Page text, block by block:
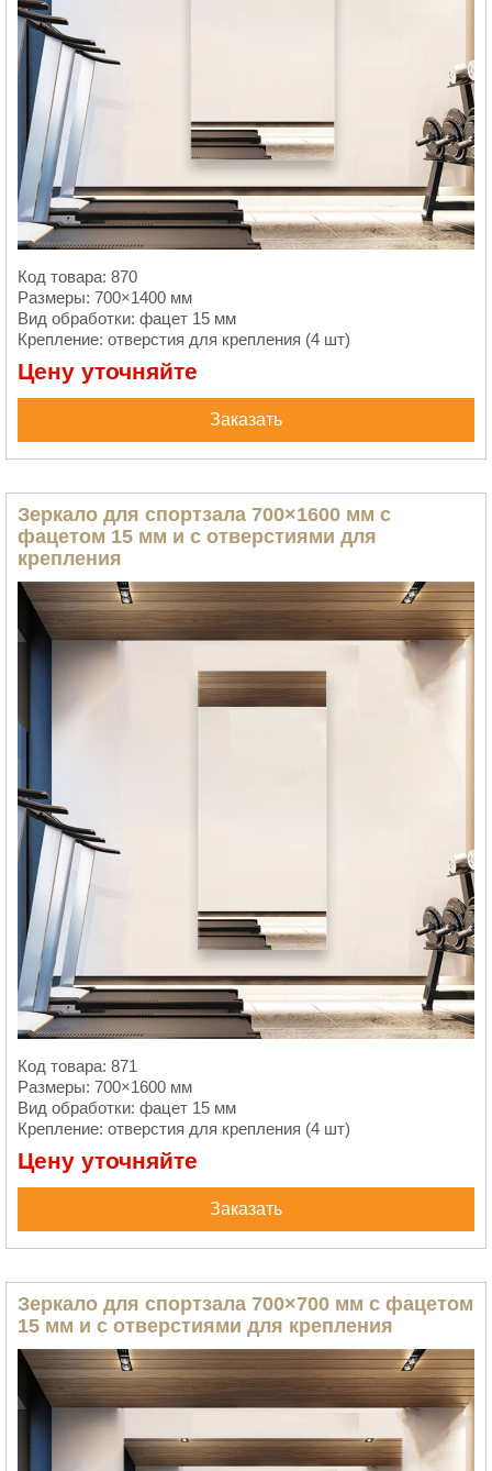
Код товара: 870
Размеры: 700×1400 мм
Вид обработки: фацет 15 мм
Крепление: отверстия для крепления (4 шт)
Цену уточняйте
Заказать
Зеркало для спортзала 700×1600 мм с
фацетом 15 мм и с отверстиями для
крепления
Код товара: 871
Размеры: 700×1600 мм
Вид обработки: фацет 15 мм
Крепление: отверстия для крепления (4 шт)
Цену уточняйте
Заказать
Зеркало для спортзала 700×700 мм с фацетом
15 мм и с отверстиями для крепления